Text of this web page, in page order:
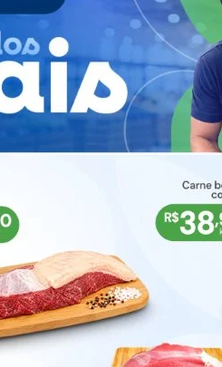
foco no apoio
e da comunidade local,
forma voluntária para a
ano após ano, sempre
precisa”, afirmou.